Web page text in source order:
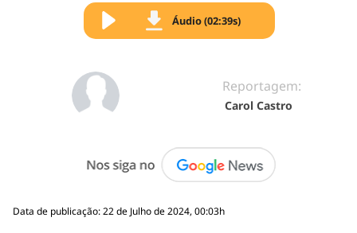
Áudio (02:39s)
Reportagem:
Carol Castro
Data de publicação: 22 de Julho de 2024, 00:03h